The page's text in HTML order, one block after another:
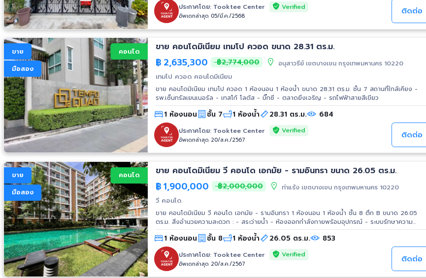
ประกาศโดย: Tooktee Center Verified
อัพเดทล่าสุด 05/มี.ค./2568 ติดต่อ
ขาย
มือสอง
คอนโด ขาย คอนโดมิเนียม เทมโป ควอด ขนาด 28.31 ตร.ม.
฿ 2,635,300 ฿2,774,000 อนุสาวรีย์ เขตบางเขน กรุงเทพมหานคร 10220
เทมโป ควอด คอนโดมิเนียม
ขาย คอนโดมิเนียม เทมโป ควอด 1 ห้องนอน 1 ห้องน้ำ ขนาด 28.31 ตร.ม. ชั้น 7 สถานที่ใกล้เคียง -
รพ.เซ็นทรัลเยนเนอรัล - เทสโก้ โลตัส - บิ๊กซี - ตลาดยิ่งเจริญ - รถไฟฟ้าสายสีเขียว
1 ห้องนอน ชั้น 7 1 ห้องน้ำ 28.31 ตร.ม. 684
ประกาศโดย: Tooktee Center Verified
อัพเดทล่าสุด 20/ส.ค./2567 ติดต่อ
ขาย
มือสอง
คอนโด ขาย คอนโดมิเนียม วี คอนโด เอกมัย - รามอินทรา ขนาด 26.05 ตร.ม.
฿1,900,000 ฿2,000,000 ท่าแร้ง เขตบางเขน กรุงเทพมหานคร 10220
วี คอนโด
ขาย คอนโดมิเนียม วี คอนโด เอกมัย - รามอินทรา 1 ห้องนอน 1 ห้องน้ำ ชั้น 8 ตึก B ขนาด 26.05
ตร.ม. สิ่งอำนวยความสะดวก : - สระว่ายน้ำ - ห้องออกกำลังกายพร้อมอุปกรณ์ - ระบบรักษาความ
ปลอดภัย 24 ชม. - ระบบคีย์การ์ดเข้า-ออกอาคาร - กล้อง CCTV - พื้นที่อเนกประสงค์ - อินเทอร์เน็ต
ไร้สายสำหรับพื้นที่ส่วนกลาง - สวนบริเวณสระว่ายน้ำ และรอบโครงการ สถานที่ใกล้เคียง : - ซีดีซี - เทส
โก้ โลตัส เอ็กซ์ตร้า รามอินทรา - เซ็นทรัล อีสต์วิลล์ - ม.เกริก - ม.ศรีปทุม - รพ.เปาโล นวมินทร์ -
รพ.สินแพทย์
1 ห้องนอน ชั้น 8 1 ห้องน้ำ 26.05 ตร.ม. 853
ประกาศโดย: Tooktee Center Verified
อัพเดทล่าสุด 20/ส.ค./2567 ติดต่อ